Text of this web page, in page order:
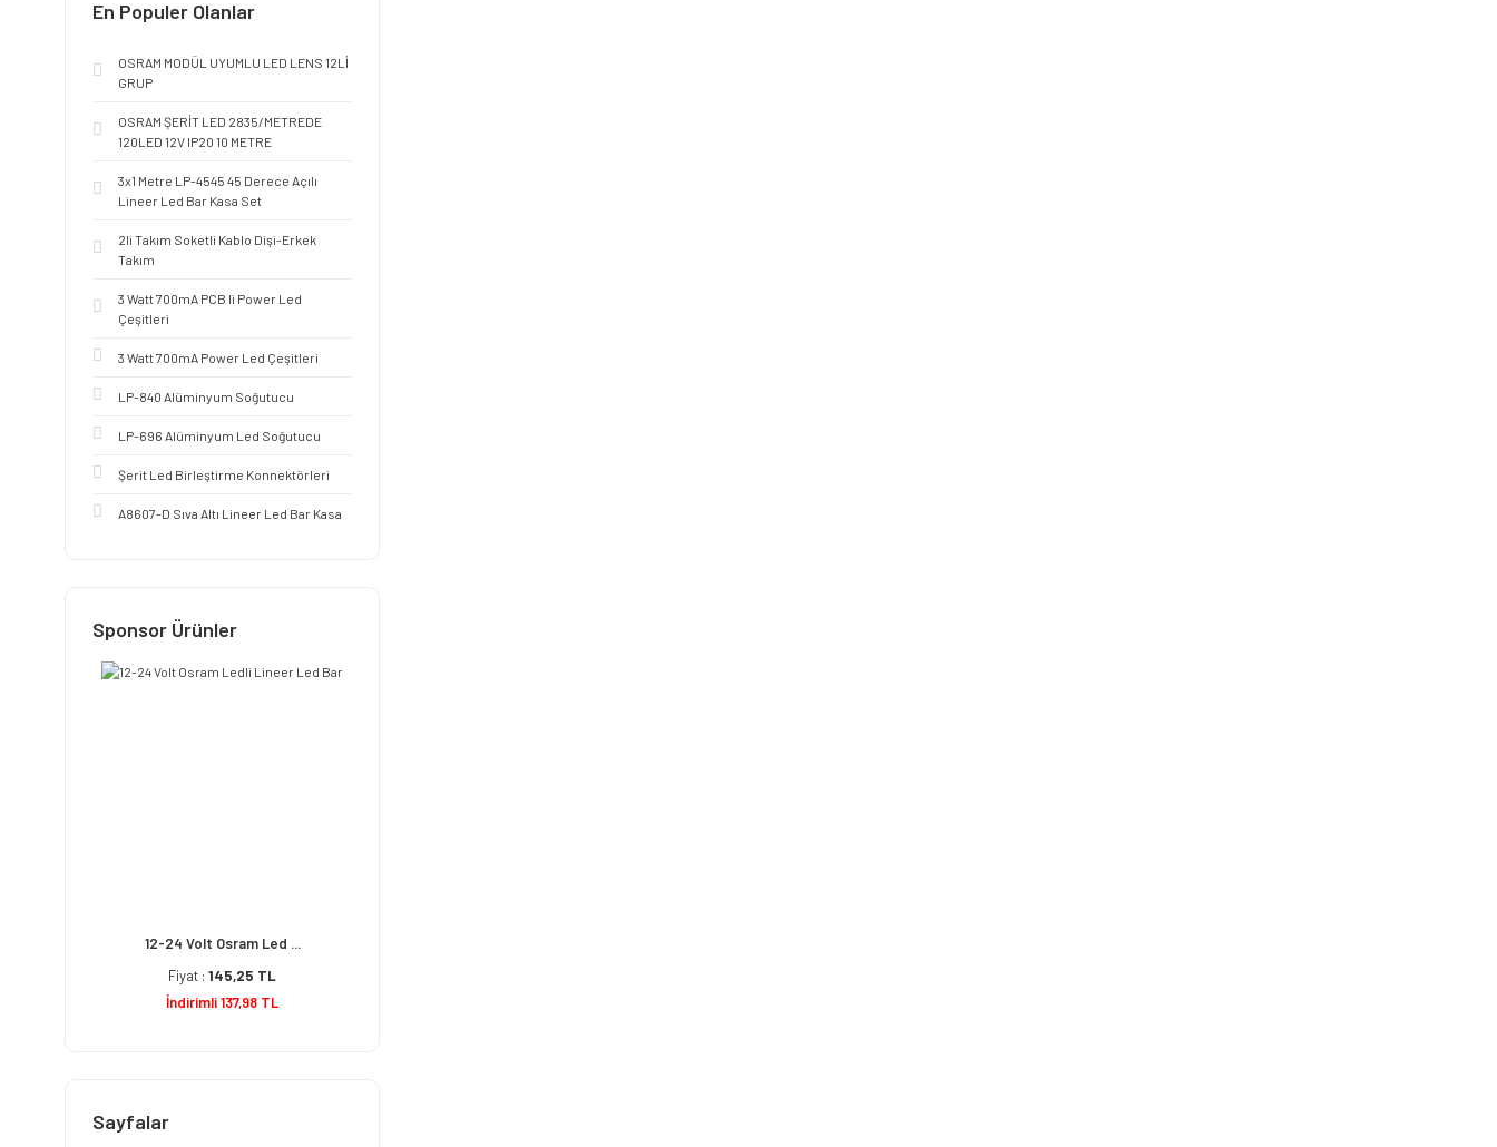
En Populer Olanlar
OSRAM MODÜL UYUMLU LED LENS 12Lİ
GRUP
OSRAM ŞERİT LED 2835/METREDE
120LED 12V IP20 10 METRE
3x1 Metre LP-4545 45 Derece Açılı
Lineer Led Bar Kasa Set
2li Takım Soketli Kablo Dişi-Erkek
Takım
3 Watt 700mA PCB li Power Led
Çeşitleri
3 Watt 700mA Power Led Çeşitleri
LP-840 Alüminyum Soğutucu
LP-696 Alüminyum Led Soğutucu
Şerit Led Birleştirme Konnektörleri
A8607-D Sıva Altı Lineer Led Bar Kasa
Sponsor Ürünler
12-24 Volt Osram Led ...
Fiyat : 145,25 TL
İndirimli 137,98 TL
Sayfalar